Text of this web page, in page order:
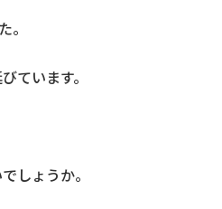
。
ています。
しょうか。